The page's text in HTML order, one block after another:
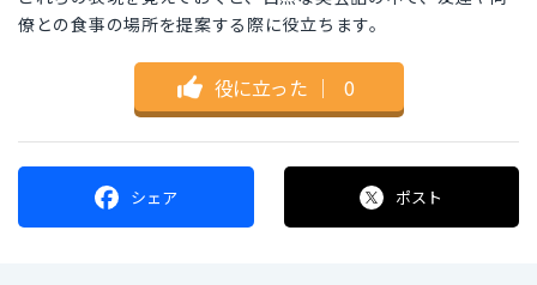
僚との食事の場所を提案する際に役立ちます。
役に立った ｜ 0
シェア ポスト